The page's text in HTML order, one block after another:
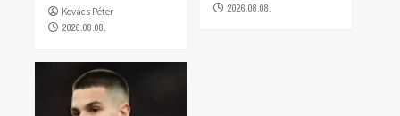
Kovács Péter
2026.08.08.
2026.08.08.